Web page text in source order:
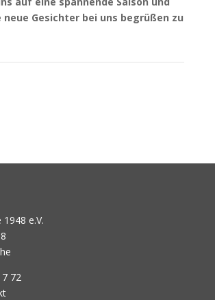
Gesichter bei uns begrüßen zu
1948 e.V.
72